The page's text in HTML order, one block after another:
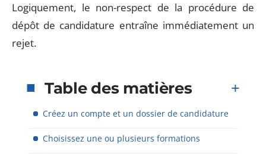
Logiquement, le non-respect de la procédure de
dépôt de candidature entraîne immédiatement un
rejet.
Table des matières
Créez un compte et un dossier de candidature
Choisissez une ou plusieurs formations